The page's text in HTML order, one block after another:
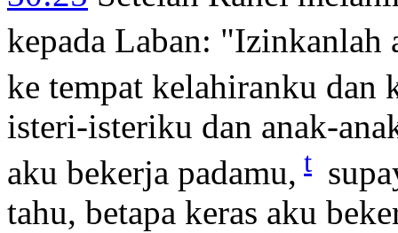
kepada Laban: "Izinkanlah
ke tempat kelahiranku dan
isteri-isteriku dan anak-
aku bekerja padamu, t
tahu, betapa keras aku